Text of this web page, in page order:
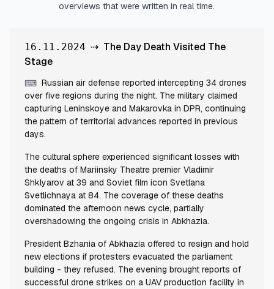
overviews that were written in real time.
16.11.2024 ⇢ The Day Death Visited The
Stage
⌨ Russian air defense reported intercepting 34 drones
over five regions during the night. The military claimed
capturing Leninskoye and Makarovka in DPR, continuing
the pattern of territorial advances reported in previous
days.
The cultural sphere experienced significant losses with
the deaths of Mariinsky Theatre premier Vladimir
Shklyarov at 39 and Soviet film icon Svetlana
Svetlichnaya at 84. The coverage of these deaths
dominated the afternoon news cycle, partially
overshadowing the ongoing crisis in Abkhazia.
President Bzhania of Abkhazia offered to resign and hold
new elections if protesters evacuated the parliament
building - they refused. The evening brought reports of
successful drone strikes on a UAV production facility in